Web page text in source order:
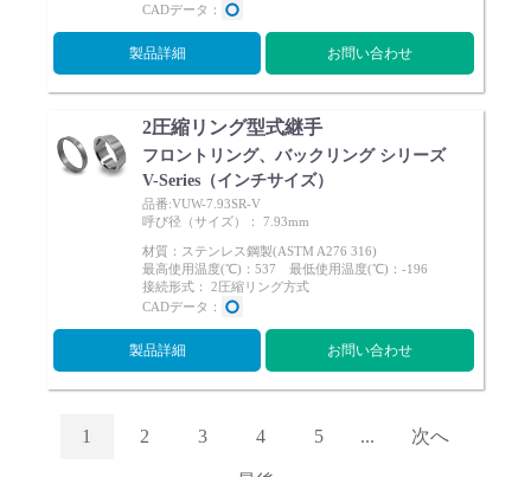
CADデータ：
製品詳細 お問い合わせ
2圧縮リング型式継手
フロントリング、バックリング シリーズ
V-Series（インチサイズ）
品番:VUW-7.93SR-V
呼び径（サイズ）： 7.93mm
材質：ステンレス鋼製(ASTM A276 316)
最高使用温度(℃)：537 最低使用温度(℃)：-196
接続形式： 2圧縮リング方式
CADデータ：
製品詳細 お問い合わせ
1 2 3 4 5 ... 次へ